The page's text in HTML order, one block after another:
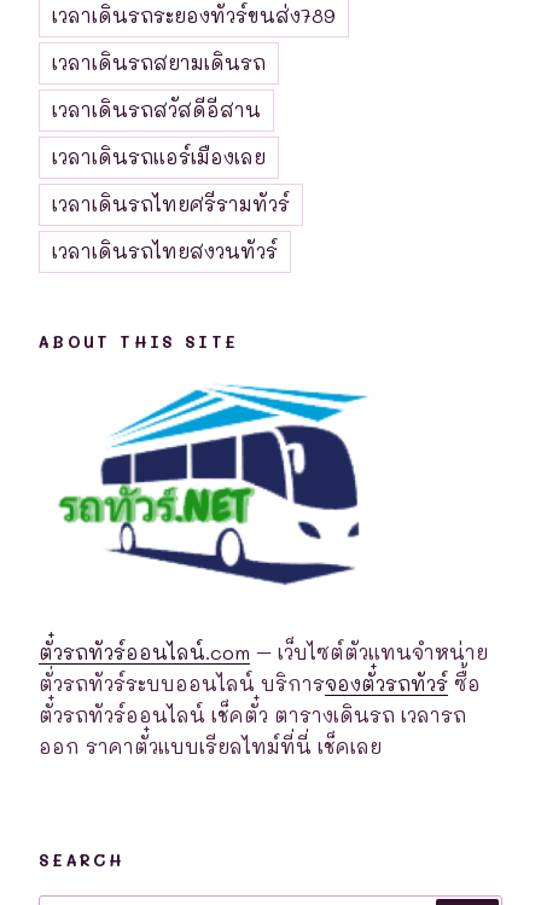
เวลาเดินรถระยองทัวร์ขนส่ง789
เวลาเดินรถสยามเดินรถ
เวลาเดินรถสวัสดีอีสาน
เวลาเดินรถแอร์เมืองเลย
เวลาเดินรถไทยศรีรามทัวร์
เวลาเดินรถไทยสงวนทัวร์
ABOUT THIS SITE
ตั๋วรถทัวร์ออนไลน์.com – เว็บไซต์ตัวแทนจำหน่าย
ตั่วรถทัวร์ระบบออนไลน์ บริการจองตั๋วรถทัวร์ ซื้อ
ตั๋วรถทัวร์ออนไลน์ เช็คตั๋ว ตารางเดินรถ เวลารถ
ออก ราคาตั๋วแบบเรียลไทม์ที่นี่ เช็คเลย
SEARCH